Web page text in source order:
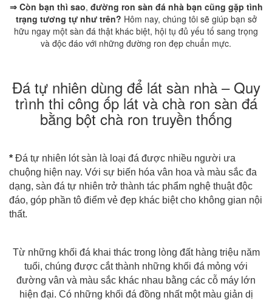
⇒ Còn bạn thì sao, đường ron sàn đá nhà bạn cũng gặp tình
trạng tương tự như trên? Hôm nay, chúng tôi sẽ giúp bạn sở
hữu ngay một sàn đá thật khác biệt, hội tụ đủ yếu tố sang trọng
và độc đáo với những đường ron đẹp chuẩn mực.
Đá tự nhiên dùng để lát sàn nhà – Quy
trình thi công ốp lát và chà ron sàn đá
bằng bột chà ron truyền thống
* Đá tự nhiên lót sàn là loại đá được nhiều người ưa
chuộng hiện nay. Với sự biến hóa vân hoa và màu sắc đa
dạng, sàn đá tự nhiên trở thành tác phẩm nghệ thuật độc
đáo, góp phần tô điểm vẻ đẹp khác biệt cho không gian nội
thất.
Từ những khối đá khai thác trong lòng đất hàng triệu năm
tuổi, chúng được cắt thành những khối đá mỏng với
đường vân và màu sắc khác nhau bằng các cỗ máy lớn
hiện đại. Có những khối đá đồng nhất một màu giản dị